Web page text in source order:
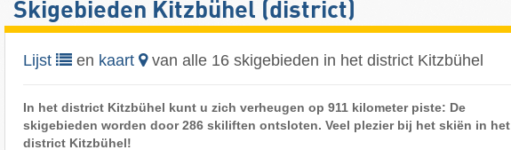
Skigebieden Kitzbühel (district)
Lijst en kaart van alle 16 skigebieden in het district Kitzbühel
In het district Kitzbühel kunt u zich verheugen op 911 kilometer piste: De
skigebieden worden door 286 skiliften ontsloten. Veel plezier bij het skiën in het
district Kitzbühel!